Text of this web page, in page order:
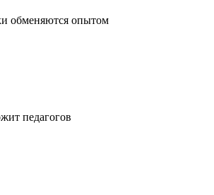
обменяются опытом
педагогов